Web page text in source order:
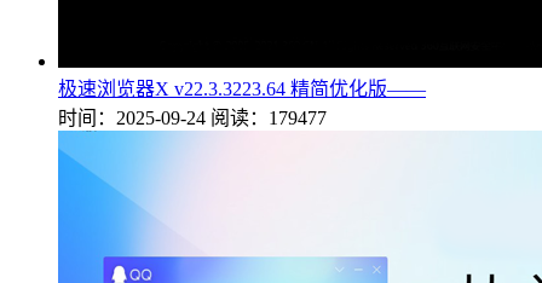
极速浏览器X v22.3.3223.64 精简优化版——
时间：2025-09-24 阅读：179477